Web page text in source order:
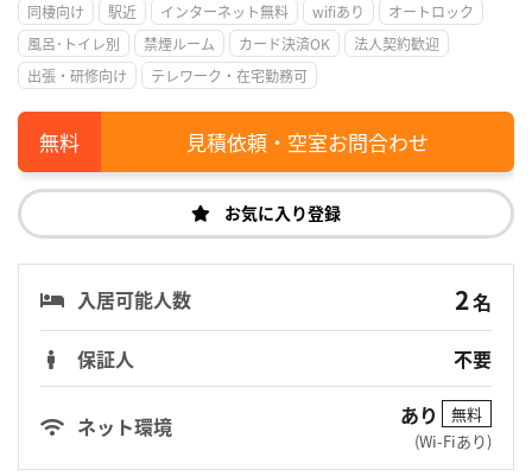
同棲向け 駅近 インターネット無料 wifiあり
オートロック
風呂･トイレ別
禁煙ルーム カード決済OK
法人契約歓迎
出張・研修向け
テレワーク・在宅勤務可
見積依頼・空室お問合わせ
お気に入り登録
入居可能人数 2名
保証人
不要
ネット環境 あり
無料
(Wi-Fiあり)